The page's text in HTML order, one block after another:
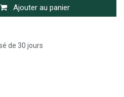
Ajouter au panier
de 30 jours